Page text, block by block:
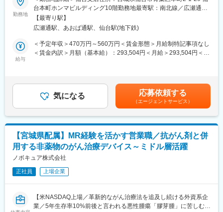
すでに開業している医療機関等との取引を開拓します。リースや
分割払いでの取引を提案し、医療機器の円滑な導入や、省エネ設
備の導入など施設運営の効率化をサポートする等、幅広い提案に
【当社の強み】
配属店で2ヶ月の研修があり、リースや医療業界の基礎知識、OJT
での外訪・事務処理を習得いただきます。
【おすすめポイント】
■やりがい・貢献性◎
医療機関にとって、施設運営に関わる機器や物品などは金額が大
きく経営にも大きな影響を与えます。当社のリース提案を通じ
て、事業計画や病院経営の改善にも繋がるため、貢献性が高いで
す。
■充実した福利厚生◎
社宅制度や各種手当、持株会、毎年3万円分ポイント付与（旅行等
今回は部署の増員を目的に、法人営業担当を募集します。医療機
関や開業をお考えの医師などに対して、リース商品の提案をメイ
ンでお任せします。
【当社のリースについて】
医療機器を中心に必需品を4～5年の期間でリース契約（貸出）を
（MRIや手術用機器など）メインとするほか、開業の際の資金や
物件などです。
するリース提案営業をご担当いただきます。
■既存・ルート営業（5～6割）：
既存顧客へのリース商品の提案や追加取引を獲得し、継続的にサ
ポートいただきます。
■新規営業（4～5割）：
《新規開業支援》
開業を予定している医師に対し、医療機器メーカーやコンサルタ
ントと協力して、開業の支援をします。集患シュミレーションで
ある診療圏の分析、収益予測のノウハウがあり、付加価値の高い
勤務地
台本町ホンマビルディング10階勤務地最寄駅：南北線／広瀬通駅
受動喫煙対策：屋内全面禁煙
【最寄り駅】
広瀬通駅、あおば通駅、仙台駅(地下鉄)
給与
＜予定年収＞470万円～560万円＜賃金形態＞月給制特記事項なし
＜賃金内訳＞月額（基本給）：293,504円＜月給＞293,504円＜昇
は含まれていません■昇給：有賃金はあくまでも目安の金額であ
り、選考を通じて上下する可能性があります。月給(月額)は固定手
当を含めた表記です。
気になる 応募依頼する
（エージェントサービス）
【宮城県配属】MR経験を活かす営業職／抗がん剤と併
用する非薬物のがん治療デバイス～ミドル層活躍
ノボキュア株式会社
正社員 上場企業
【米NASDAQ上場／革新的ながん治療法を追及し続ける外資系企
業／5年生存率10%前後と言われる悪性腫瘍「膠芽腫」に苦しむ患